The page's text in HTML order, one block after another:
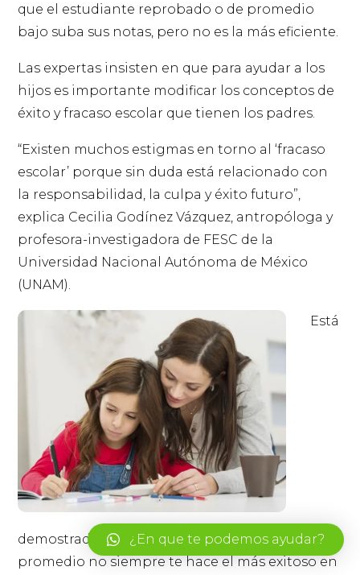
que el estudiante reprobado o de promedio
bajo suba sus notas, pero no es la más eficiente.
Las expertas insisten en que para ayudar a los
hijos es importante modificar los conceptos de
éxito y fracaso escolar que tienen los padres.
“Existen muchos estigmas en torno al ‘fracaso
escolar’ porque sin duda está relacionado con
la responsabilidad, la culpa y éxito futuro”,
explica Cecilia Godínez Vázquez, antropóloga y
profesora-investigadora de FESC de la
Universidad Nacional Autónoma de México
(UNAM).
Está
demostrado que haber tenido el mejor
promedio no siempre te hace el más exitoso en
¿En que te podemos ayudar?